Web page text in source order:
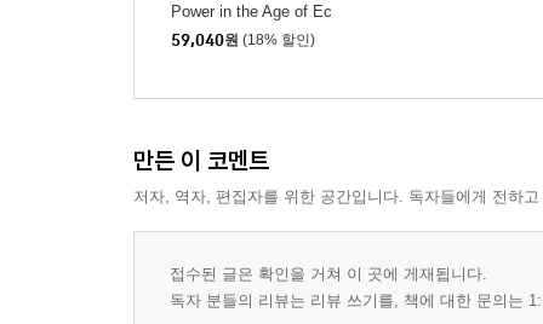
Power in the Age of Ec
onomic Warfare
59,040원 (18% 할인)
만든 이 코멘트
저자, 역자, 편집자를 위한 공간입니다. 독자들에게 전하
접수된 글은 확인을 거쳐 이 곳에 게재됩니다.
독자 분들의 리뷰는 리뷰 쓰기를, 책에 대한 문의는